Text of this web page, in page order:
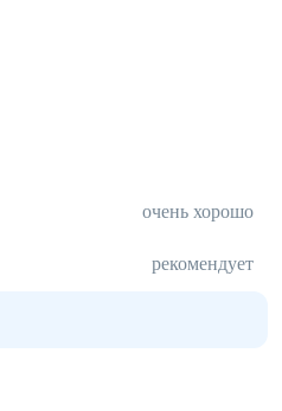
очень хорошо
рекомендует